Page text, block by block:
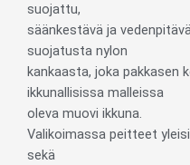
suojattu,
säänkestävä ja
suojatusta nylon
kankaasta, joka pakkasen
ikkunallisissa malleissa
oleva muovi ikkuna.
Valikoimassa peitteet
sekä